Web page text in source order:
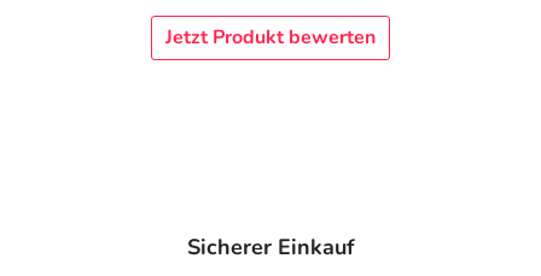
Jetzt Produkt bewerten
Sicherer Einkauf